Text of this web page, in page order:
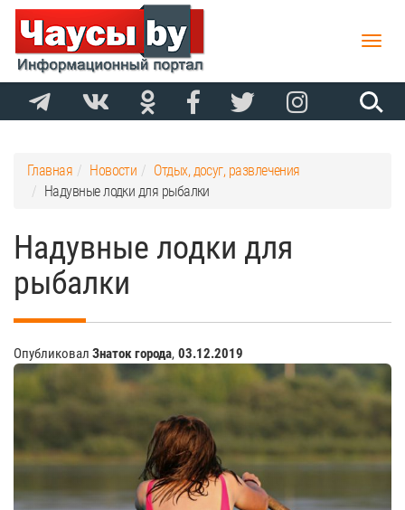
Toggle
Главная Новости
Отдых, досуг, развлечения
Надувные лодки для рыбалки
Надувные лодки для
рыбалки
Опубликовал Знаток города, 03.12.2019